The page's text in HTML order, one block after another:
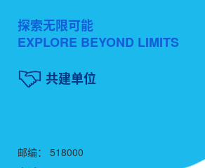
探索无限可能
EXPLORE BEYOND LIMITS
共建单位
邮编： 518000